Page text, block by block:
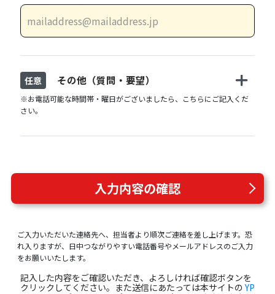
任意 その他（質問・要望）
※お電話可能な時間帯・曜日がございましたら、こちらにご記入くだ
さい。
入力内容の確認
ご入力いただいた連絡先へ、担当者より順次ご連絡を差し上げます。恐
れ入りますが、日中つながりやすい電話番号やメールアドレスのご入力
をお願いいたします。
記入した内容をご確認いただき、よろしければ確認ボタンを
クリックしてください。また送信にあたっては本サイトのYP